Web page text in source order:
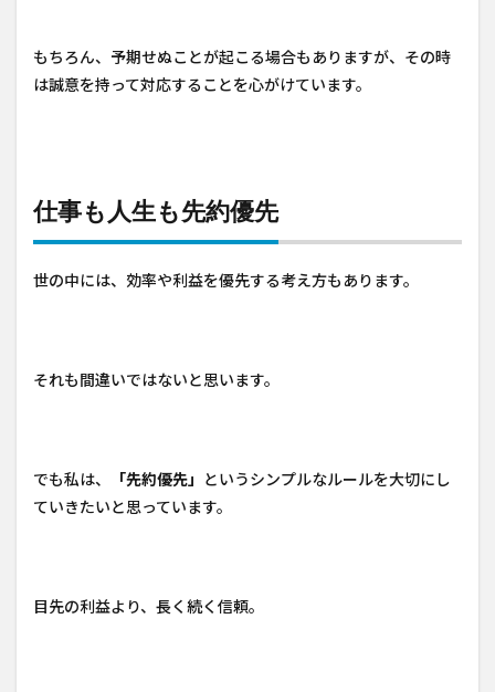
もちろん、予期せぬことが起こる場合もありますが、その時
は誠意を持って対応することを心がけています。
仕事も人生も先約優先
世の中には、効率や利益を優先する考え方もあります。
それも間違いではないと思います。
でも私は、 「先約優先」 というシンプルなルールを大切にし
ていきたいと思っています。
目先の利益より、長く続く信頼。